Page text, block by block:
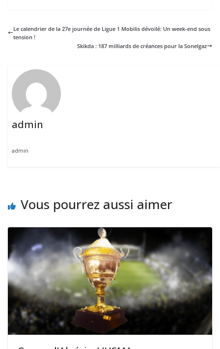
Le calendrier de la 27e journée de Ligue 1 Mobilis dévoilé: Un week-end sous
tension !
Skikda : 187 milliards de créances pour la Sonelgaz
admin
admin
Vous pourrez aussi aimer